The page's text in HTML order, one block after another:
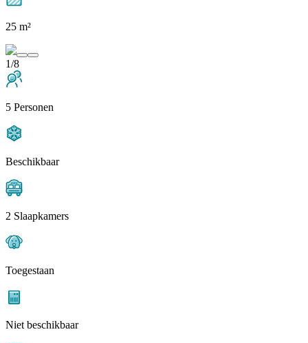
25 m²
1/8
5 Personen
Beschikbaar
2 Slaapkamers
Toegestaan
Niet beschikbaar